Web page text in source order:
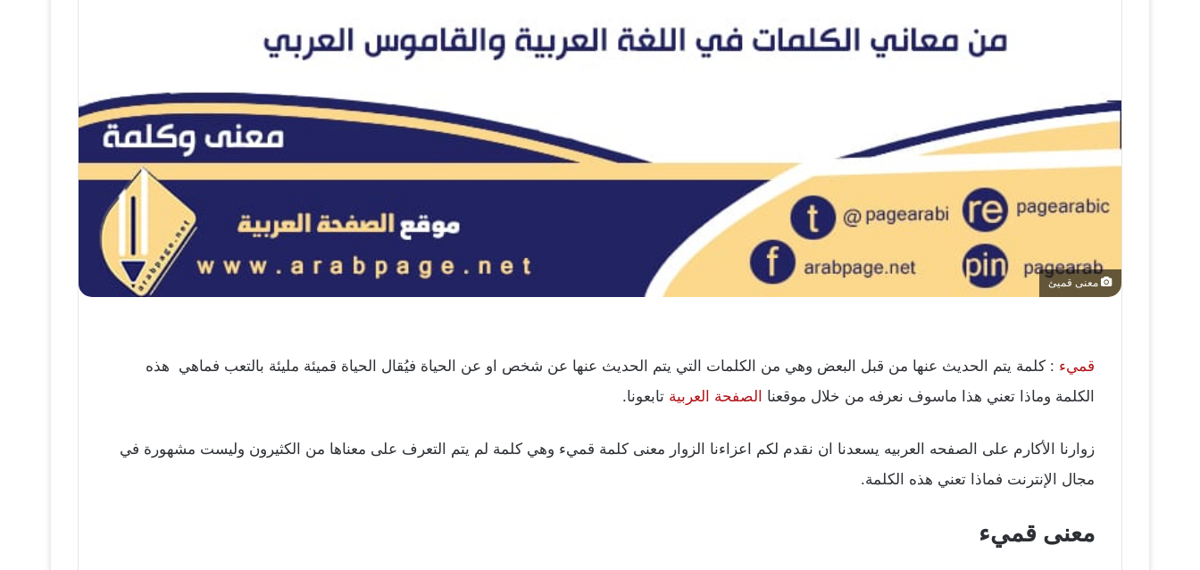
معنى قميئ
قميء : كلمة يتم الحديث عنها من قبل البعض وهي من الكلمات التي يتم الحديث عنها عن شخص او عن الحياة فيُقال الحياة قميئة مليئة بالتعب فماهي هذه
الكلمة وماذا تعني هذا ماسوف نعرفه من خلال موقعنا الصفحة العربية تابعونا.
زوارنا الأكارم على الصفحه العربيه يسعدنا ان نقدم لكم اعزاءنا الزوار معنى كلمة قميء وهي كلمة لم يتم التعرف على معناها من الكثيرون وليست مشهورة في
مجال الإنترنت فماذا تعني هذه الكلمة.
معنى قميء